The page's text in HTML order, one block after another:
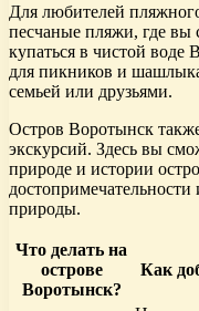
Для любителей
песчаные пляжи, где вы
купаться в чистой воде
для пикников и
семьей или друзьями.
Остров Воротынск
экскурсий. Здесь вы
природе и истории
природы.
Что делать на
острове
Воротынск?
Как